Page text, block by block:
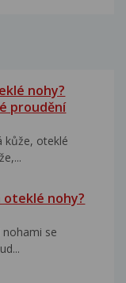
nohy?
proudění
kůže, oteklé
nohy?
se